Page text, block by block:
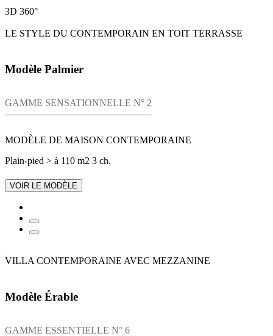
3D 360°
LE STYLE DU CONTEMPORAIN EN TOIT TERRASSE
Modèle Palmier
GAMME SENSATIONNELLE N° 2
MODÈLE DE MAISON CONTEMPORAINE
Plain-pied > à 110 m2 3 ch.
VOIR LE MODÈLE
VILLA CONTEMPORAINE AVEC MEZZANINE
Modèle Érable
GAMME ESSENTIELLE N° 6